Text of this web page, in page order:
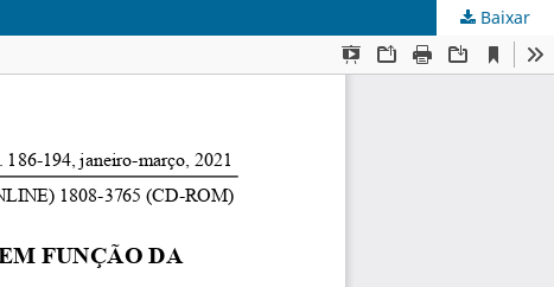
Baixar